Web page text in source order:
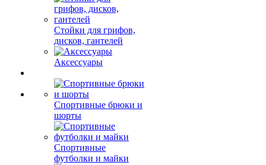
Стойки для грифов,
дисков, гантелей
Аксессуары
Спортивные брюки и
шорты
Спортивные
футболки и майки